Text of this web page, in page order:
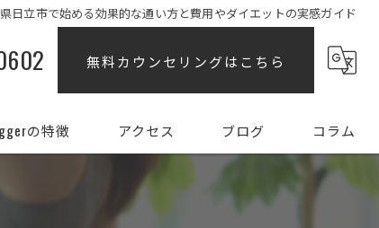
日立市で始める効果的な通い方と費用やダイエットの実感ガイド
無料カウンセリングはこちら
の特徴
ット
アクセス ブログ コラム